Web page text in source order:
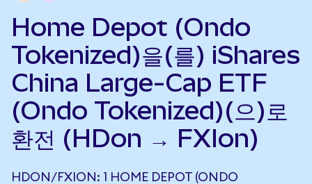
Home Depot (Ondo
Tokenized)을(를) iShares
China Large-Cap ETF
(Ondo Tokenized)(으)로
환전 (HDon → FXIon)
HDON/FXION: 1 HOME DEPOT (ONDO